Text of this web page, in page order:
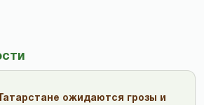
ожидаются грозы и